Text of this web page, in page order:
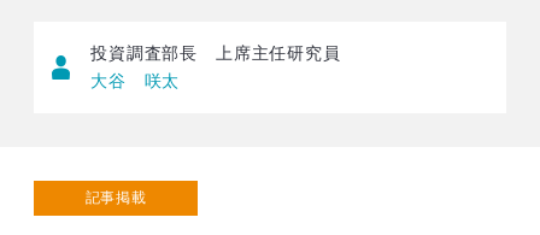
投資調査部長 上席主任研究員
大谷 咲太
記事掲載